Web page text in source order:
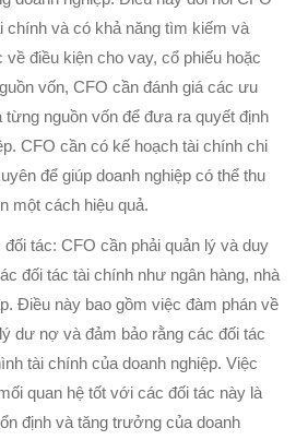
chính và có khả năng tìm kiếm và
điều kiện cho vay, cổ phiếu hoặc
vốn, CFO cần đánh giá các ưu
nguồn vốn để đưa ra quyết định
CFO cần có kế hoạch tài chính chi
để giúp doanh nghiệp có thể thu
một cách hiệu quả.
tác: CFO cần phải quản lý và duy
đối tác tài chính như ngân hàng, nhà
Điều này bao gồm việc đàm phán về
dư nợ và đảm bảo rằng các đối tác
tài chính của doanh nghiệp. Việc
quan hệ tốt với các đối tác này là
định và tăng trưởng của doanh